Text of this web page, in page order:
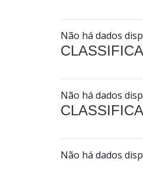
Não há dados
Não há dados
Não há dados